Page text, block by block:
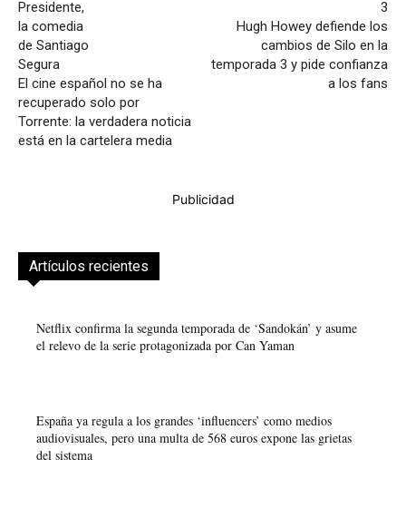
El cine español no se ha
recuperado solo por
Torrente: la verdadera noticia
está en la cartelera media
Hugh Howey defiende los
cambios de Silo en la
temporada 3 y pide confianza
a los fans
Publicidad
Artículos recientes
Netflix confirma la segunda temporada de ‘Sandokán’ y asume
el relevo de la serie protagonizada por Can Yaman
España ya regula a los grandes ‘influencers’ como medios
audiovisuales, pero una multa de 568 euros expone las grietas
del sistema